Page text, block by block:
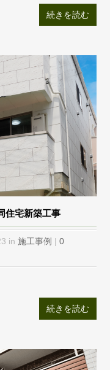
続きを読む
住宅新築工事
in施工事例 |0
続きを読む